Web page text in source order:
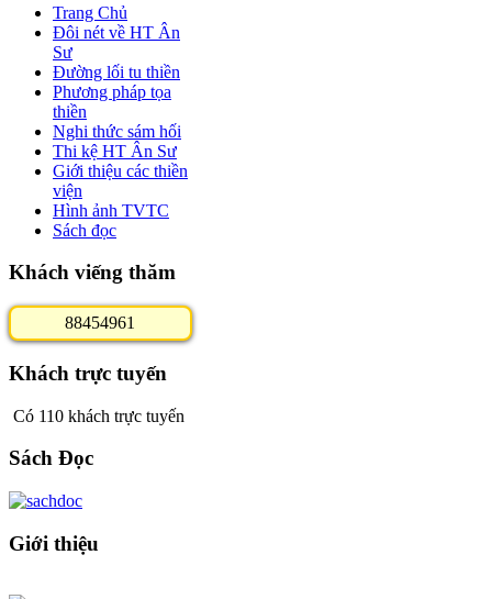
Trang Chủ
Đôi nét về HT Ân
Sư
Đường lối tu thiền
Phương pháp tọa
thiền
Nghi thức sám hối
Thi kệ HT Ân Sư
Giới thiệu các thiền
viện
Hình ảnh TVTC
Sách đọc
Khách viếng thăm
88454961
Khách trực tuyến
Có 110 khách trực tuyến
Sách Đọc
Giới thiệu